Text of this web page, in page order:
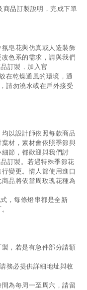
商品訂製說明，完成下單
皂花與仿真或人造裝飾
色系的需求，請與我們
訂製，加入官
在乾燥通風的環境，通
請勿澆水或在戶外接受
以設計師依照每款商品
材，素材會依照季節與
節，都歡迎與我們討
訂製。若遇特殊季節花
變更。情人節使用進口
品將依當周玫瑰花種為
，每條燈串都是全新
，若是有急件部分請額
務必提供詳細地址與收
為每周一至周六，請留